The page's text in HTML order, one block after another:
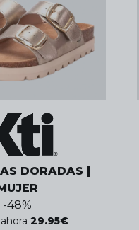
DORADAS |
-48%
ahora 29.95€